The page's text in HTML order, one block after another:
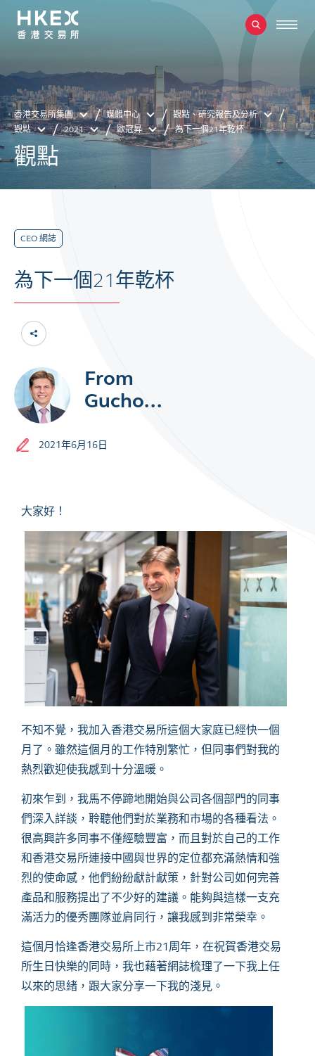
香港交易所集團 媒體中心
觀點、研究報告及分析
觀點
2021 歐冠昇 為下一個21年乾杯
觀點
CEO 網誌
為下一個21年乾杯
2021年6月16日
大家好！
不知不覺，我加入香港交易所這個大家庭已經快一個
月了。雖然這個月的工作特別繁忙，但同事們對我的
熱烈歡迎使我感到十分溫暖。
初來乍到，我馬不停蹄地開始與公司各個部門的同事
們深入詳談，聆聽他們對於業務和市場的各種看法。
很高興許多同事不僅經驗豐富，而且對於自己的工作
和香港交易所連接中國與世界的定位都充滿熱情和強
烈的使命感，他們紛紛獻計獻策，針對公司如何完善
產品和服務提出了不少好的建議。能夠與這樣一支充
滿活力的優秀團隊並肩同行，讓我感到非常榮幸。
這個月恰逢香港交易所上市21周年，在祝賀香港交易
所生日快樂的同時，我也藉著網誌梳理了一下我上任
以來的思緒，跟大家分享一下我的淺見。